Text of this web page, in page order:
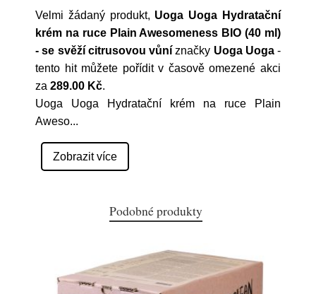
Velmi žádaný produkt, Uoga Uoga Hydratační
krém na ruce Plain Awesomeness BIO (40 ml)
- se svěží citrusovou vůní značky Uoga Uoga-
tento hit můžete pořídit v časově omezené akci
za 289.00 Kč.
Uoga Uoga Hydratační krém na ruce Plain
Aweso...
Zobrazit více
Podobné produkty